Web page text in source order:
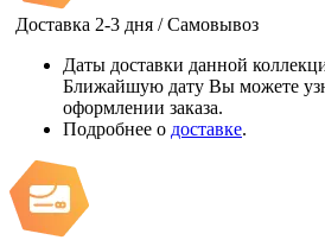
Доставка 2-3 дня / Самовывоз
Даты доставки данной
Ближайшую дату Вы можете
оформлении заказа.
Подробнее о доставке.